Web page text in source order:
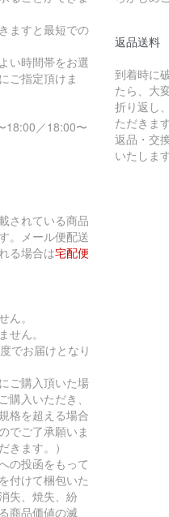
ますと最短での
い時間帯をお選
ご指定頂けま
18:00／18:00〜
されている商品
。メール便配送
る場合は宅配便
。
せん。
でお届けとなり
ご購入頂いた場
入いただき、
格を超える場合
でご了承願いま
きます。）
の投函をもって
付けて梱包いた
失、焼失、紛
商品価値の滅
返品送料
到着時に
たら、大
折り返し
ただきます
返品・交
いたします